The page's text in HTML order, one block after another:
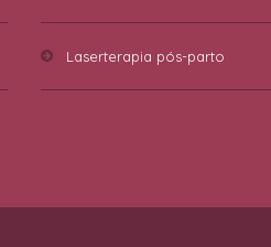
Laserterapia pós-parto